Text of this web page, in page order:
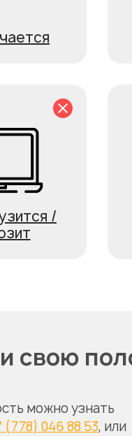
/
свою
можно узнать
(778) 046 88 53, или